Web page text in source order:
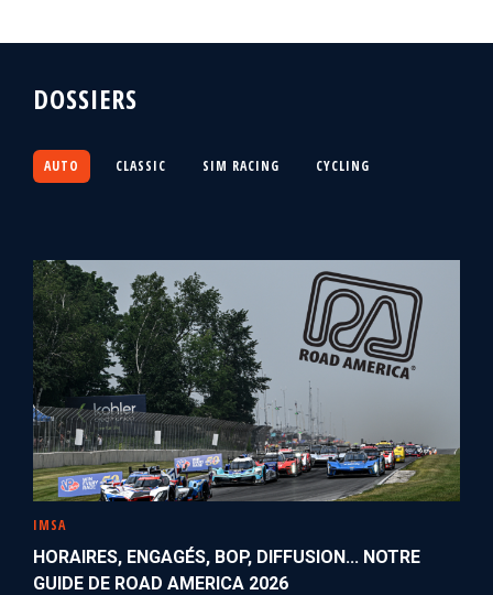
DOSSIERS
AUTO CLASSIC SIM RACING CYCLING
IMSA
HORAIRES, ENGAGÉS, BOP, DIFFUSION... NOTRE
GUIDE DE ROAD AMERICA 2026